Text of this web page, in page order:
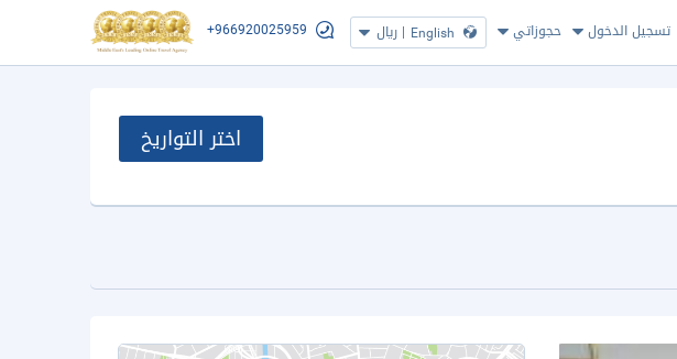
تسجيل الدخول حجوزاتي English
| ريال +966920025959
اختر التواريخ